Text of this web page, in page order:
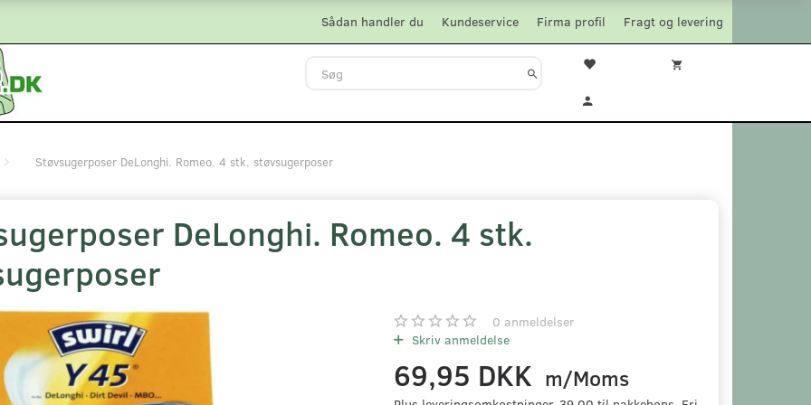
Fragt og levering
Firma profil
Kundeservice
Sådan handler du
Støvsugerposer DeLonghi. Romeo. 4 stk. støvsugerposer
DeLonghi. Romeo. 4 stk.
0 anmeldelser
Skriv anmeldelse
69,95 DKK m/Moms